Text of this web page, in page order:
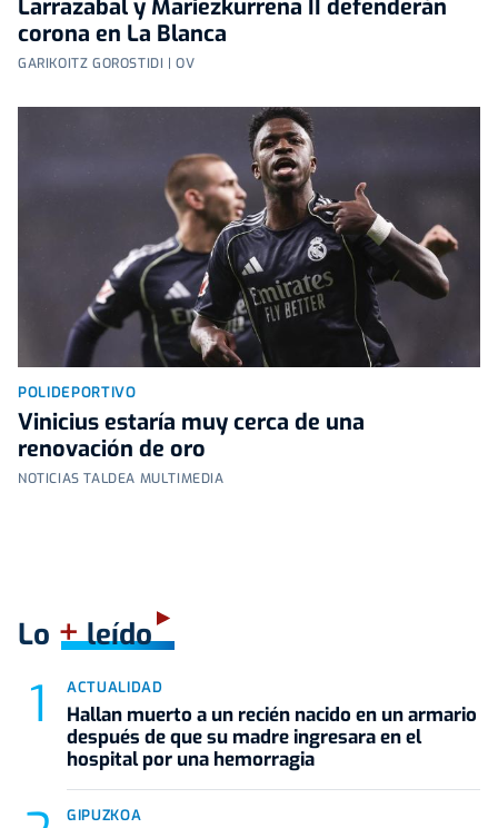
Larrazabal y Mariezkurrena II defenderán
corona en La Blanca
GARIKOITZ GOROSTIDI | OV
POLIDEPORTIVO
Vinicius estaría muy cerca de una
renovación de oro
NOTICIAS TALDEA MULTIMEDIA
Lo +leído
ACTUALIDAD
Hallan muerto a un recién nacido en un armario
después de que su madre ingresara en el
hospital por una hemorragia
GIPUZKOA